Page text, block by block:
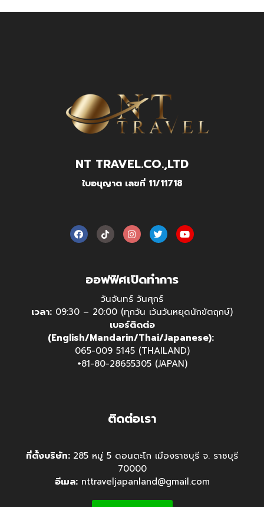
NT TRAVEL.CO.,LTD
ใบอนุญาต เลขที่ 11/11718
ออฟฟิศเปิดทำการ
วันจันทร์ วันศุกร์
เวลา: 09:30 – 20:00 (ทุกวัน เว้นวันหยุดนักขัตฤกษ์)
เบอร์ติดต่อ
(English/Mandarin/Thai/Japanese):
065-009 5145 (THAILAND)
+81-80-28655305 (JAPAN)
ติดต่อเรา
ที่ตั้งบริษัท: 285 หมู่ 5 ดอนตะโก เมืองราชบุรี จ. ราชบุรี
70000
อีเมล:nttraveljapanland@gmail.com